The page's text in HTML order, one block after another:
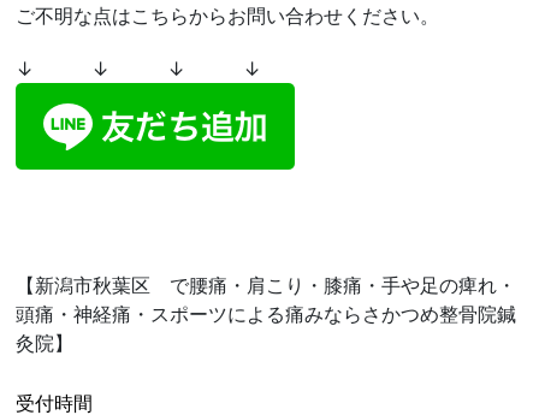
ご不明な点はこちらからお問い合わせください。
↓ ↓ ↓ ↓
【新潟市秋葉区 で腰痛・肩こり・膝痛・手や足の痺れ・
頭痛・神経痛・スポーツによる痛みならさかつめ整骨院鍼
灸院】
受付時間